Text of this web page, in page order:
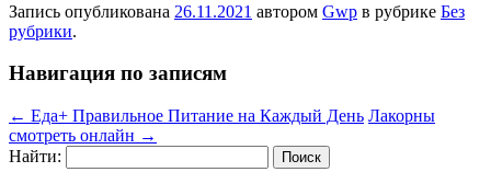
Запись опубликована 26.11.2021 автором Gwp в рубрике Без
рубрики.
Навигация по записям
← Еда+ Правильное Питание на Каждый День Лакорны
смотреть онлайн →
Найти: